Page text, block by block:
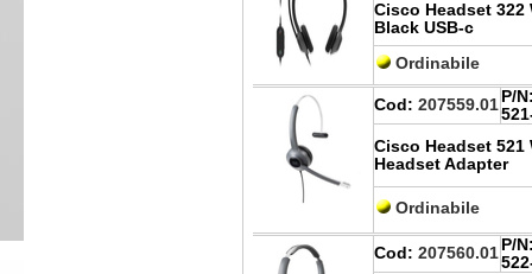
Cisco Headset 322
Black USB-c
Ordinabile
Cod: 207559.01 P/
Cisco Headset 521
Headset Adapter
Ordinabile
Cod: 207560.01 P/